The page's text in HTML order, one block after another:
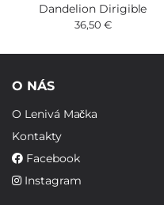
Dandelion Dirigible
36,50 €
O NÁS
O Lenivá Mačka
Kontakty
Facebook
Instagram